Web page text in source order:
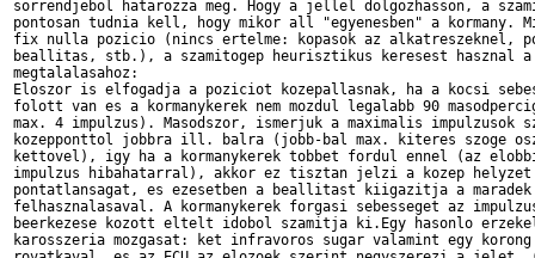
sorrendjebol hatarozza meg. Hogy a jellel dolgozhasson, a
pontosan tudnia kell, hogy mikor all "egyenesben" a kormany.
fix nulla pozicio (nincs ertelme: kopasok az alkatreszeknel,
beallitas, stb.), a szamitogep heurisztikus keresest hasznal a
megtalalasahoz:
Eloszor is elfogadja a poziciot kozepallasnak, ha a kocsi
folott van es a kormanykerek nem mozdul legalabb 90
max. 4 impulzus). Masodszor, ismerjuk a maximalis impulzusok
kozepponttol jobbra ill. balra (jobb-bal max. kiteres szoge
kettovel), igy ha a kormanykerek tobbet fordul ennel (az
impulzus hibahatarral), akkor ez tisztan jelzi a kozep helyzet
pontatlansagat, es ezesetben a beallitast kiigazitja a maradek
felhasznalasaval. A kormanykerek forgasi sebesseget az
beerkezese kozott eltelt idobol szamitja ki.Egy hasonlo
karosszeria mozgasat: ket infravoros sugar valamint egy korong